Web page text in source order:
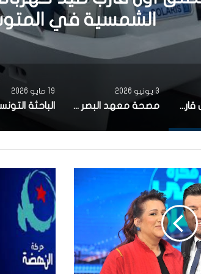
الشمسية في
تونس تطلق أول قارب صيد كهربائي يعمل بالطاقة الشمسية في المتوسط
3 يونيو 2026
مصحة معهد البصر والشبكية بالبحيرة 1 تقوم باجراء اكثر من 50 عملية جراحية لازالة الماء الابيض مجانا لفائدة عدد من اهالي قفصة
19 مايو 2026